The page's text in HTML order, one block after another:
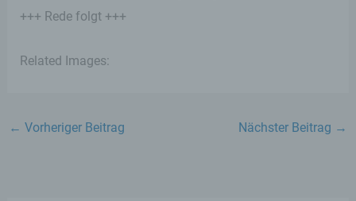
+++ Rede folgt +++
Related Images:
← Vorheriger Beitrag Nächster Beitrag →